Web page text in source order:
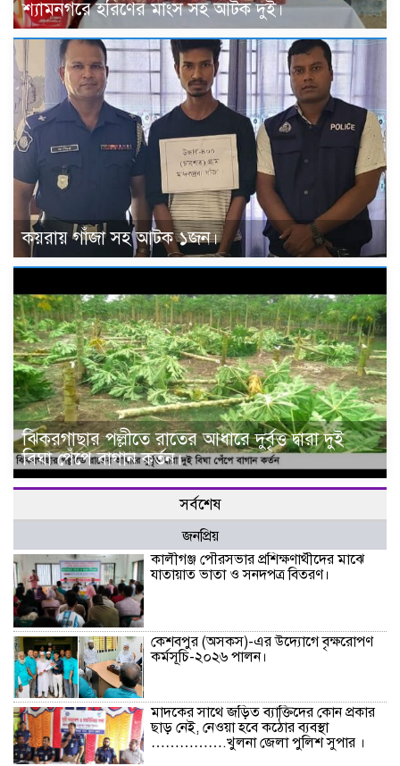
শ্যামনগরে হরিণের মাংস সহ আটক দুই।
কয়রায় গাঁজা সহ আটক ১জন।
ঝিকরগাছার পল্লীতে রাতের আধারে দুর্বৃত্ত দ্বারা দুই
বিঘা পেঁপে বাগান কর্তন।
সর্বশেষ
জনপ্রিয়
কালীগঞ্জ পৌরসভার প্রশিক্ষণার্থীদের মাঝে
যাতায়াত ভাতা ও সনদপত্র বিতরণ।
কেশবপুর (অসকস)-এর উদ্যোগে বৃক্ষরোপণ
কর্মসূচি-২০২৬ পালন।
মাদকের সাথে জড়িত ব্যাক্তিদের কোন প্রকার
ছাড় নেই, নেওয়া হবে কঠোর ব্যবস্থা
…………….খুলনা জেলা পুলিশ সুপার ।